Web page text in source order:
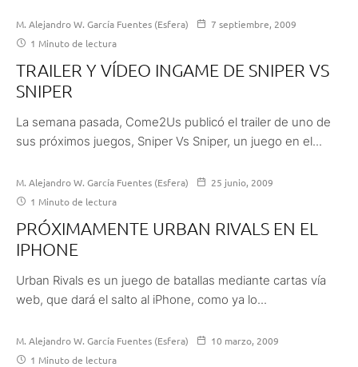
M. Alejandro W. García Fuentes (Esfera)
7 septiembre, 2009
1 Minuto de lectura
TRAILER Y VÍDEO INGAME DE SNIPER VS
SNIPER
La semana pasada, Come2Us publicó el trailer de uno de
sus próximos juegos, Sniper Vs Sniper, un juego en el...
M. Alejandro W. García Fuentes (Esfera)
25 junio, 2009
1 Minuto de lectura
PRÓXIMAMENTE URBAN RIVALS EN EL
IPHONE
Urban Rivals es un juego de batallas mediante cartas vía
web, que dará el salto al iPhone, como ya lo...
M. Alejandro W. García Fuentes (Esfera)
10 marzo, 2009
1 Minuto de lectura